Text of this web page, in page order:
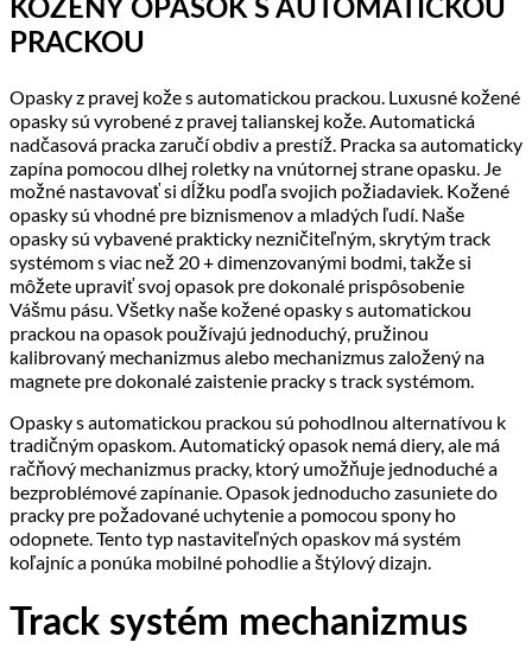
KOŽENÝ OPASOK S AUTOMATICKOU
PRACKOU
Opasky z pravej kože s automatickou prackou. Luxusné kožené
opasky sú vyrobené z pravej talianskej kože. Automatická
nadčasová pracka zaručí obdiv a prestíž. Pracka sa automaticky
zapína pomocou dlhej roletky na vnútornej strane opasku. Je
možné nastavovať si dĺžku podľa svojich požiadaviek. Kožené
opasky sú vhodné pre biznismenov a mladých ľudí. Naše
opasky sú vybavené prakticky nezničiteľným, skrytým track
systémom s viac než 20 + dimenzovanými bodmi, takže si
môžete upraviť svoj opasok pre dokonalé prispôsobenie
Vášmu pásu. Všetky naše kožené opasky s automatickou
prackou na opasok používajú jednoduchý, pružinou
kalibrovaný mechanizmus alebo mechanizmus založený na
magnete pre dokonalé zaistenie pracky s track systémom.
Opasky s automatickou prackou sú pohodlnou alternatívou k
tradičným opaskom. Automatický opasok nemá diery, ale má
račňový mechanizmus pracky, ktorý umožňuje jednoduché a
bezproblémové zapínanie. Opasok jednoducho zasuniete do
pracky pre požadované uchytenie a pomocou spony ho
odopnete. Tento typ nastaviteľných opaskov má systém
koľajníc a ponúka mobilné pohodlie a štýlový dizajn.
Track systém mechanizmus